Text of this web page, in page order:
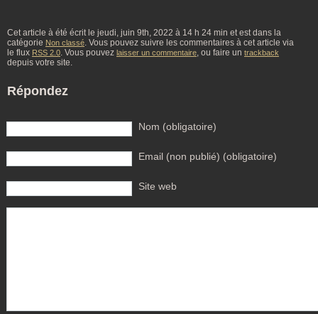
Cet article à été écrit le jeudi, juin 9th, 2022 à 14 h 24 min et est dans la
catégorie Non classé. Vous pouvez suivre les commentaires à cet article via
le flux RSS 2.0. Vous pouvez laisser un commentaire, ou faire un trackback
depuis votre site.
Répondez
Nom (obligatoire)
Email (non publié) (obligatoire)
Site web